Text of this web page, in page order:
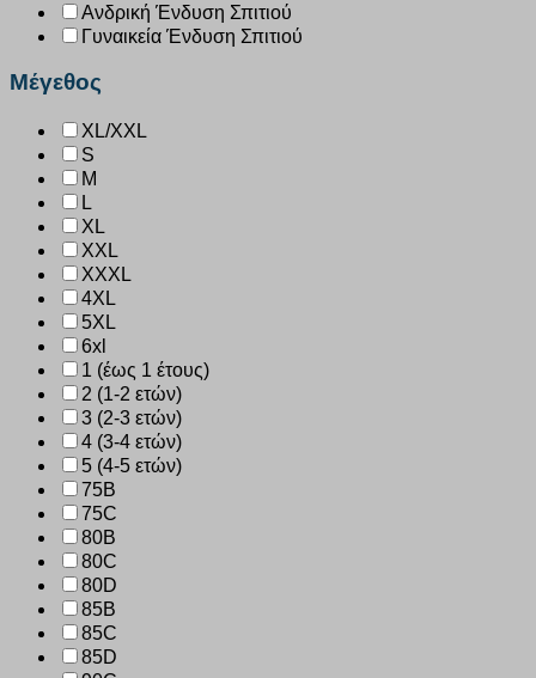
Ανδρική Ένδυση Σπιτιού
Γυναικεία Ένδυση Σπιτιού
Μέγεθος
XL/XXL
S
M
L
XL
XXL
XXXL
4XL
5XL
6xl
1 (έως 1 έτους)
2 (1-2 ετών)
3 (2-3 ετών)
4 (3-4 ετών)
5 (4-5 ετών)
75B
75C
80B
80C
80D
85B
85C
85D